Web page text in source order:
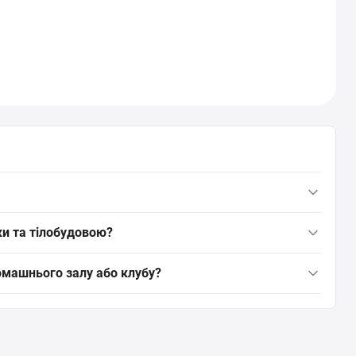
і клубних залів, рекомендовані від початкового до
та тілобудовою?
відповідно до сили хвата і ширини стійки.
залу або клубу?